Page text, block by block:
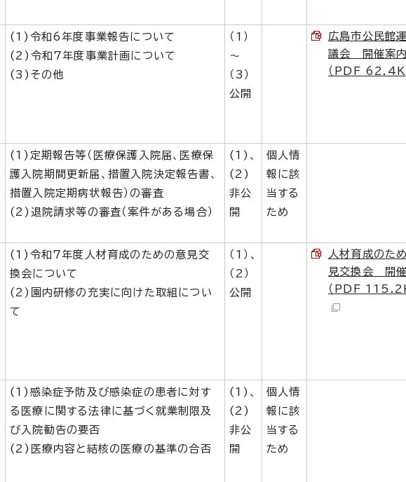
(1)令和6年度事業報告について
(2)令和7年度事業計画について
(3)その他
（1）
～
（3）
公開
広島市公民館
議会 開催案内
（PDF
(1)定期報告等（医療保護入院届、医療保
護入院期間更新届、措置入院決定報告書、
措置入院定期病状報告）の審査
(2)退院請求等の審査（案件がある場合）
(1)、
(2)
非公
開
個人情
報に該
当する
ため
(1)令和7年度人材育成のための意見交
換会について
(2)園内研修の充実に向けた取組につい
て
（1）、
（2）
公開
人材育成のた
見交換会 開
（PDF
(1)感染症予防及び感染症の患者に対す
る医療に関する法律に基づく就業制限及
び入院勧告の要否
(2)医療内容と結核の医療の基準の合否
(1)、
(2)
非公
開
個人情
報に該
当する
ため